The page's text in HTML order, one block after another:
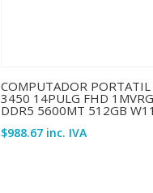
COMPUTADOR
3450 14PULG FHD
DDR5 5600MT 512GB
$988.67 inc. IVA